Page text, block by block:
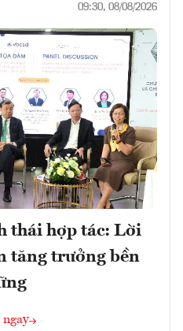
09:30, 08/08/2026
thái hợp tác: Lời
tăng trưởng bền